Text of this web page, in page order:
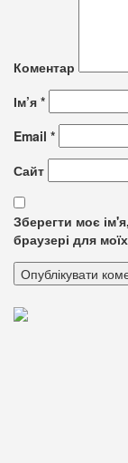
Коментар
Ім’я *
Email *
Сайт
Зберегти моє
браузері для